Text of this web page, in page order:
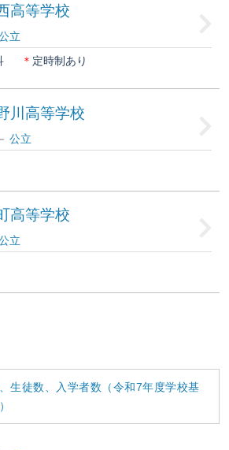
高等学校
立
＊ 定時制あり
川高等学校
公立
高等学校
立
生徒数、入学者数（令和7年度学校基